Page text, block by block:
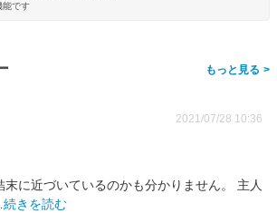
能です
>
2021/07/28 10:36
に近づいているのかも分かりません。 主人
続きを読む